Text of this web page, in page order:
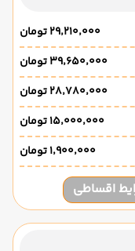
۲۹٬۲۱۰٬۰۰۰ تومان
۳۹٬۶۵۰٬۰۰۰ تومان
۲۸٬۷۸۰٬۰۰۰ تومان
۱۵٬۰۰۰٬۰۰۰ تومان
۱٬۹۰۰٬۰۰۰ تومان
اقساطی